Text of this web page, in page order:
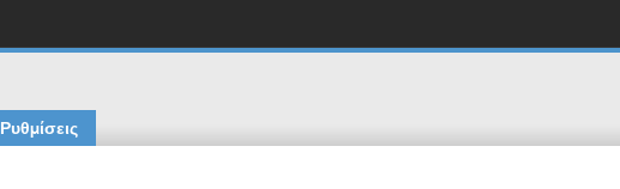
Ρυθμίσεις